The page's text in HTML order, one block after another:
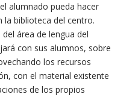
alumnado pueda hacer
la biblioteca del centro.
área de lengua del
con sus alumnos, sobre
los recursos
con el material existente
de los propios